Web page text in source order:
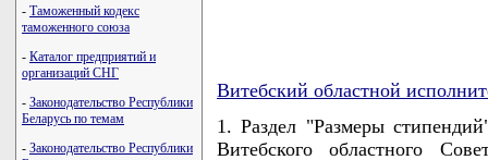
- Таможенный кодекс
таможенного союза
- Каталог предприятий и
организаций СНГ
- Законодательство Республики
Беларусь по темам
- Законодательство Республики
Витебский областной
1. Раздел "Размеры
Витебского областного